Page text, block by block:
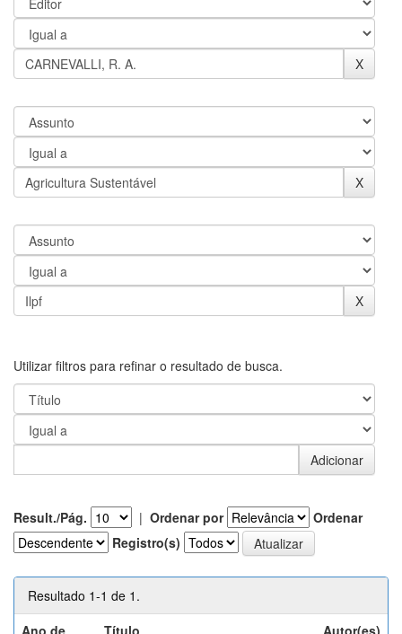
Utilizar filtros para refinar o resultado de busca.
Result./Pág. | Ordenar por
Ordenar
Registro(s)
Resultado 1-1 de 1.
Ano de
Título Autor(es)